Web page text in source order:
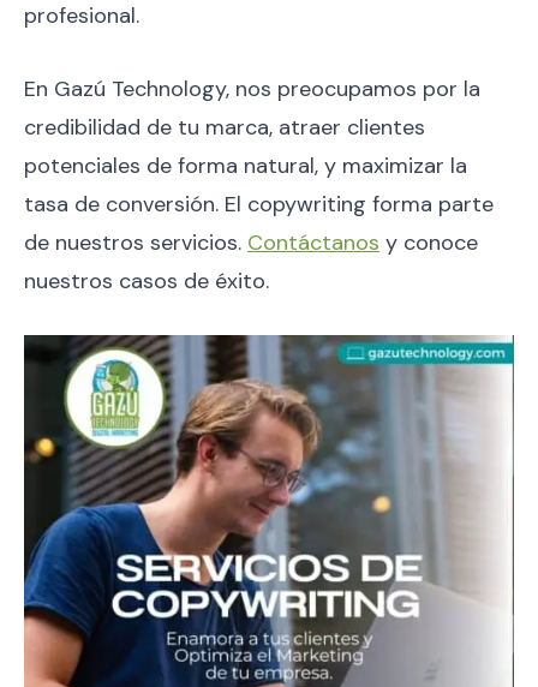
profesional.
En Gazú Technology, nos preocupamos por la
credibilidad de tu marca, atraer clientes
potenciales de forma natural, y maximizar la
tasa de conversión. El copywriting forma parte
de nuestros servicios. Contáctanos y conoce
nuestros casos de éxito.